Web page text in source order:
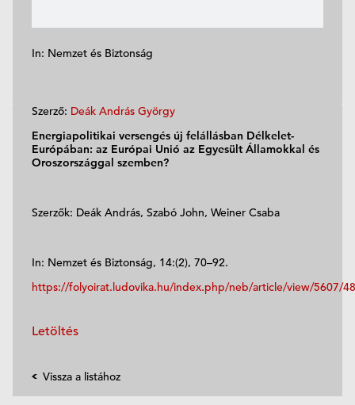
In: Nemzet és Biztonság
Szerző: Deák András György
Energiapolitikai versengés új felállásban Délkelet-
Európában: az Európai Unió az Egyesült Államokkal és
Oroszországgal szemben?
Szerzők: Deák András, Szabó John, Weiner Csaba
In: Nemzet és Biztonság, 14:(2), 70–92.
https://folyoirat.ludovika.hu/index.php/neb/article/view/5607/
Letöltés
Vissza a listához